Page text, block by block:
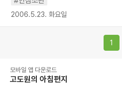
2006.5.23. 화요일
1
모바일 앱 다운로드
고도원의 아침편지